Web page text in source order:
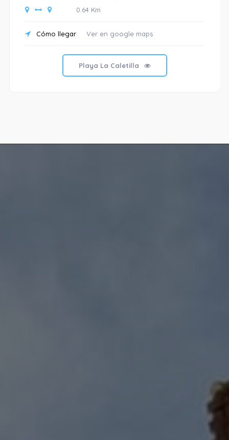
0.64 Km
Cómo llegar Ver en google maps
Playa La Caletilla